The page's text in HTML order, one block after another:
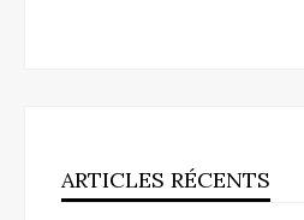
ARTICLES RÉCENTS